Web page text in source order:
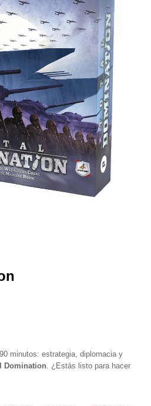
minutos: estrategia, diplomacia y
Domination. ¿Estás listo para hacer